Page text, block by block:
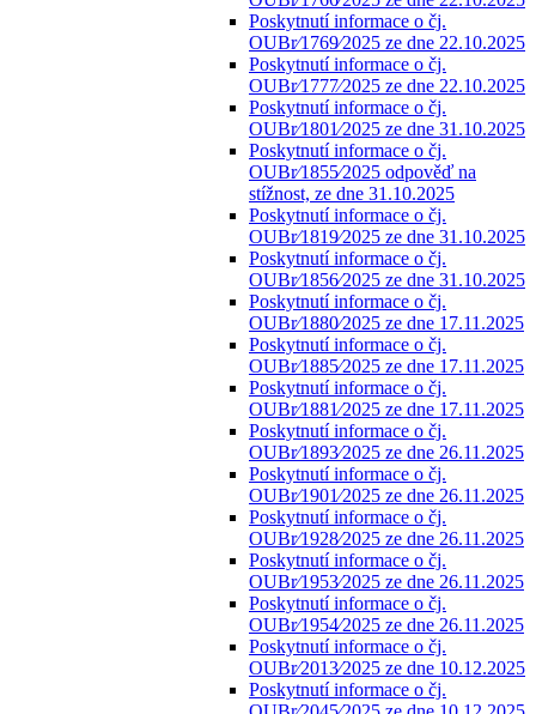
Poskytnutí informace o čj.
OUBr⁄1769⁄2025 ze dne 22.10.2025
Poskytnutí informace o čj.
OUBr⁄1777⁄2025 ze dne 22.10.2025
Poskytnutí informace o čj.
OUBr⁄1801⁄2025 ze dne 31.10.2025
Poskytnutí informace o čj.
OUBr⁄1855⁄2025 odpověď na
stížnost, ze dne 31.10.2025
Poskytnutí informace o čj.
OUBr⁄1819⁄2025 ze dne 31.10.2025
Poskytnutí informace o čj.
OUBr⁄1856⁄2025 ze dne 31.10.2025
Poskytnutí informace o čj.
OUBr⁄1880⁄2025 ze dne 17.11.2025
Poskytnutí informace o čj.
OUBr⁄1885⁄2025 ze dne 17.11.2025
Poskytnutí informace o čj.
OUBr⁄1881⁄2025 ze dne 17.11.2025
Poskytnutí informace o čj.
OUBr⁄1893⁄2025 ze dne 26.11.2025
Poskytnutí informace o čj.
OUBr⁄1901⁄2025 ze dne 26.11.2025
Poskytnutí informace o čj.
OUBr⁄1928⁄2025 ze dne 26.11.2025
Poskytnutí informace o čj.
OUBr⁄1953⁄2025 ze dne 26.11.2025
Poskytnutí informace o čj.
OUBr⁄1954⁄2025 ze dne 26.11.2025
Poskytnutí informace o čj.
OUBr⁄2013⁄2025 ze dne 10.12.2025
Poskytnutí informace o čj.